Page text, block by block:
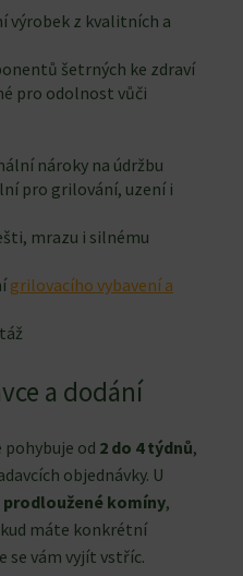
výrobek z kvalitních a
šetrných ke zdraví
pro odolnost vůči
nároky na údržbu
pro grilování, uzení i
mrazu i silnému
grilovacího vybavení a
a dodání
pohybuje od 2 do 4 týdnů,
objednávky. U
prodloužené komíny,
máte konkrétní
se vám vyjít vstříc.